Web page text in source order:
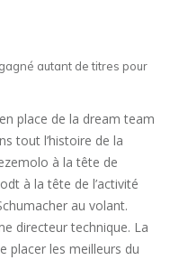
autant de titres pour
place de la dream team
tout l’histoire de la
à la tête de
à la tête de l’activité
au volant.
directeur technique. La
placer les meilleurs du